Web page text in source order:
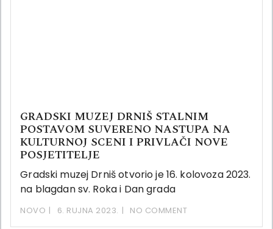
GRADSKI MUZEJ DRNIŠ STALNIM
POSTAVOM SUVERENO NASTUPA NA
KULTURNOJ SCENI I PRIVLAČI NOVE
POSJETITELJE
Gradski muzej Drniš otvorio je 16. kolovoza 2023.
na blagdan sv. Roka i Dan grada
NOVO 6. RUJNA 2023. NO COMMENT